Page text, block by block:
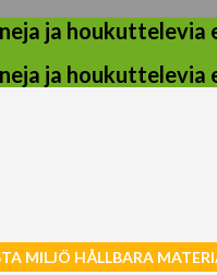
ja
ja
MILJÖ HÅLLBARA